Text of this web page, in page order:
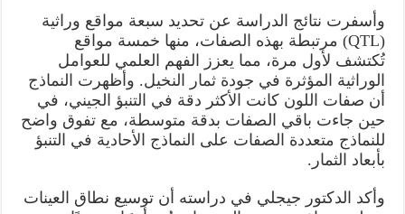
وأسفرت نتائج الدراسة عن تحديد سبعة مواقع وراثية
(QTL) مرتبطة بهذه الصفات، منها خمسة مواقع
تُكتشف لأول مرة، مما يعزز الفهم العلمي للعوامل
الوراثية المؤثرة في جودة ثمار النخيل. وأظهرت النماذج
أن صفات اللون كانت الأكثر دقة في التنبؤ الجيني، في
حين جاءت باقي الصفات بدقة متوسطة، مع تفوق واضح
للنماذج متعددة الصفات على النماذج الأحادية في التنبؤ
بأبعاد الثمار.
وأكد الدكتور جيجلي في دراسته أن توسيع نطاق العينات